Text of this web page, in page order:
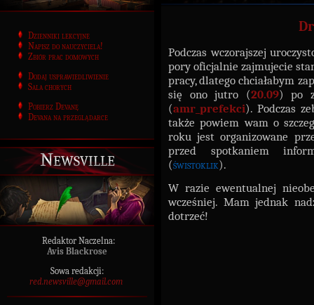
Dzienniki lekcyjne
Napisz do nauczyciela!
Zbiór prac domowych
Dodaj usprawiedliwienie
Sala chorych
Pobierz Devanę
Devana na przeglądarce
Newsville
Redaktor Naczelna:
Avis Blackrose
Sowa redakcji:
red.newsville@gmail.com
Podczas wczorajszej
pory oficjalnie zajmujecie
pracy, dlatego chciałabym
się ono jutro (20.09) po
(amr_prefekci). Podczas
także powiem wam o
roku jest organizowane
przed spotkaniem
(świstoklik).
W razie ewentualnej
wcześniej. Mam jednak
dotrzeć!